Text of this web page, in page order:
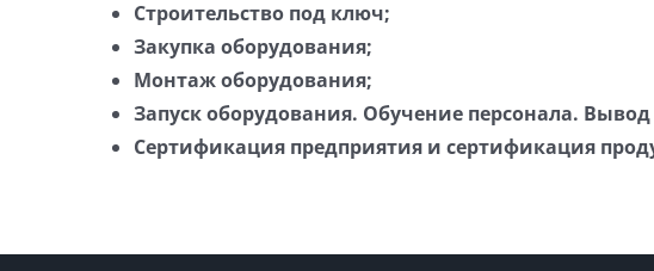
Строительство под ключ;
Закупка оборудования;
Монтаж оборудования;
Запуск оборудования. Обучение персонала.
Сертификация предприятия и сертификация